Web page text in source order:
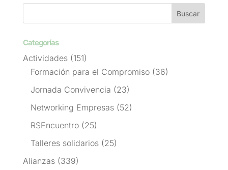
Categorías
Actividades(151)
Formación para el Compromiso(36)
Jornada Convivencia (23)
Networking Empresas(52)
RSEncuentro(25)
Talleres solidarios(25)
Alianzas(339)